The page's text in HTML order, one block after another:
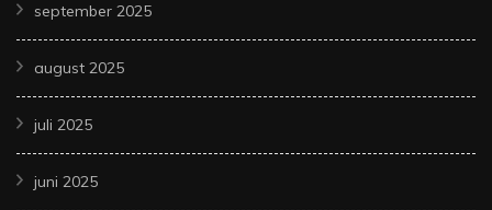
september 2025
august 2025
juli 2025
juni 2025